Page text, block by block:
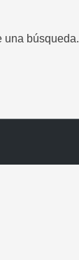
una búsqueda.